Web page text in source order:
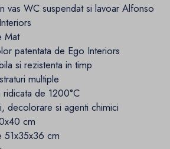
vas WC suspendat si lavoar Alfonso
Mat
patentata de Ego Interiors
si rezistenta in timp
multiple
de 1200°C
decolorare si agenti chimici
cm
51x35x36 cm